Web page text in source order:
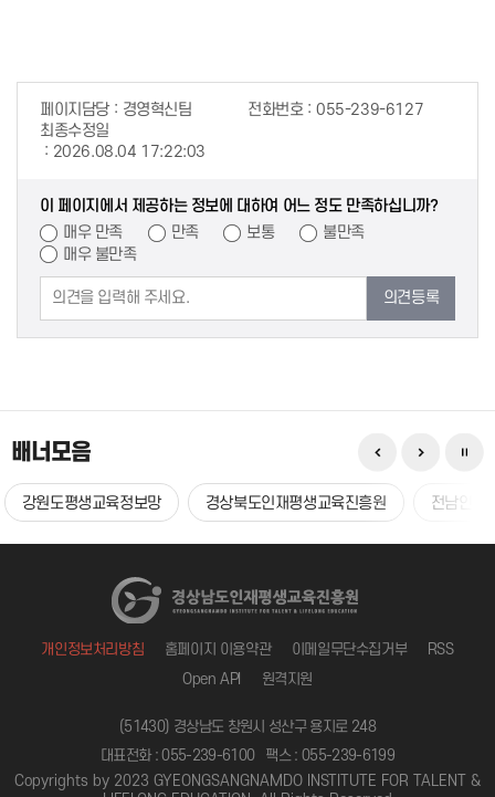
페이지담당 경영혁신팀 전화번호
055-239-6127
최종수정일
2026.08.04 17:22:03
이 페이지에서 제공하는 정보에 대하여 어느 정도 만족하십니까?
매우 만족
만족 보통
불만족
매우 불만족
의견등록
배너모음
강원도평생교육정보망 경상북도인재평생교육진흥원 전남인재
개인정보처리방침 홈페이지 이용약관 이메일무단수집거부
RSS
Open API
원격지원
(51430) 경상남도 창원시 성산구 용지로 248
대표전화 : 055-239-6100
팩스 : 055-239-6199
Copyrights by 2023 GYEONGSANGNAMDO INSTITUTE FOR TALENT &